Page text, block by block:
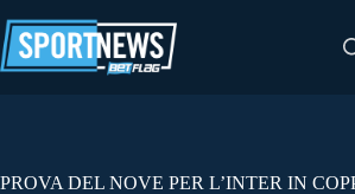
al
contenuto
PROVA DEL NOVE PER L’INTER IN